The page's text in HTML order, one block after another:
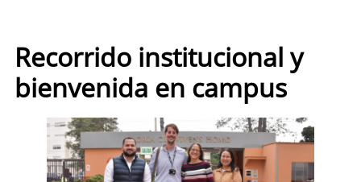
Recorrido institucional y
bienvenida en campus